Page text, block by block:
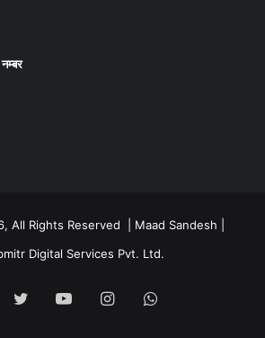
All Rights Reserved | Maad Sandesh |
Digital Services Pvt. Ltd.
TwitterYouTubeInstagramWhatsApp